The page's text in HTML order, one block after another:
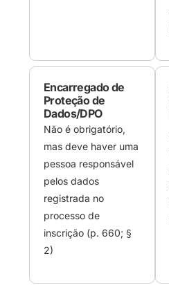
Encarregado de
Proteção de
Dados/DPO
Não é obrigatório,
mas deve haver uma
pessoa responsável
pelos dados
registrada no
processo de
inscrição (p. 660; §
2)